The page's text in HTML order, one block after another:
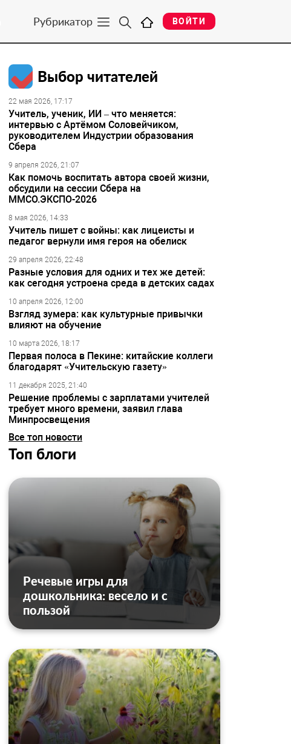
Рубрикатор ВОЙТИ
Выбор читателей
22 мая 2026, 17:17
Учитель, ученик, ИИ – что меняется:
интервью с Артёмом Соловейчиком,
руководителем Индустрии образования
Сбера
9 апреля 2026, 21:07
Как помочь воспитать автора своей жизни,
обсудили на сессии Сбера на
ММСО.ЭКСПО-2026
8 мая 2026, 14:33
Учитель пишет с войны: как лицеисты и
педагог вернули имя героя на обелиск
29 апреля 2026, 22:48
Разные условия для одних и тех же детей:
как сегодня устроена среда в детских садах
10 апреля 2026, 12:00
Взгляд зумера: как культурные привычки
влияют на обучение
10 марта 2026, 18:17
Первая полоса в Пекине: китайские коллеги
благодарят «Учительскую газету»
11 декабря 2025, 21:40
Решение проблемы с зарплатами учителей
требует много времени, заявил глава
Минпросвещения
Все топ новости
Топ блоги
Речевые игры для
дошкольника: весело и с
пользой